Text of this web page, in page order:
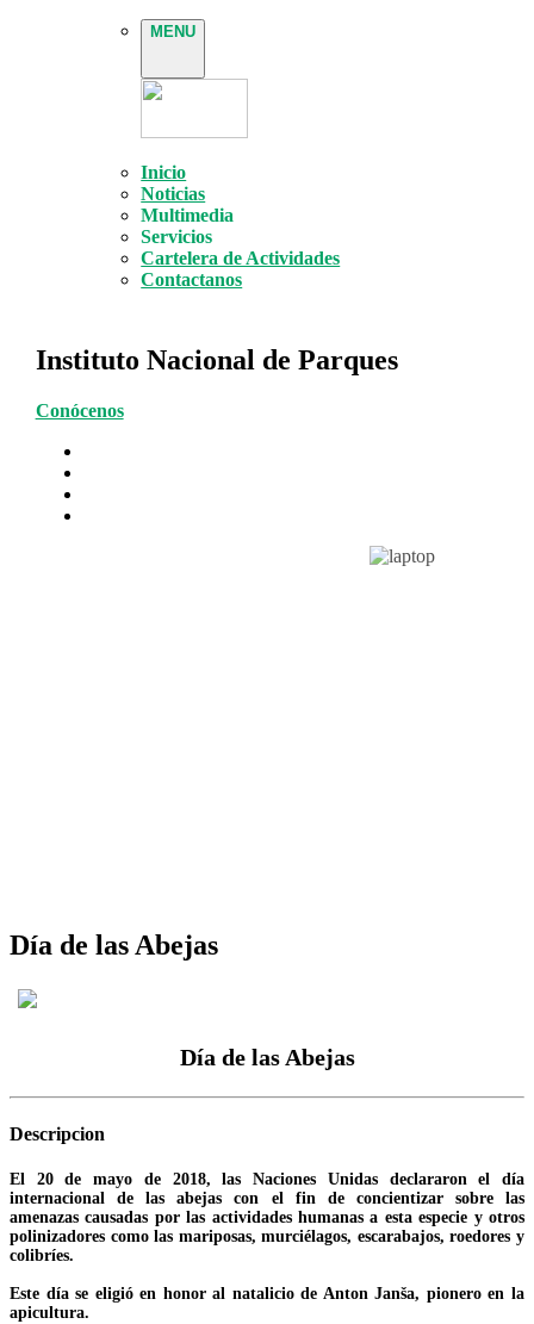
MENU
Inicio
Noticias
Multimedia
Servicios
Cartelera de Actividades
Contactanos
Instituto Nacional de Parques
Conócenos
Día de las Abejas
Día de las Abejas
Descripcion
El 20 de mayo de 2018, las Naciones Unidas declararon el día
internacional de las abejas con el fin de concientizar sobre las
amenazas causadas por las actividades humanas a esta especie y otros
polinizadores como las mariposas, murciélagos, escarabajos, roedores y
colibríes.
Este día se eligió en honor al natalicio de Anton Janša, pionero en la
apicultura.